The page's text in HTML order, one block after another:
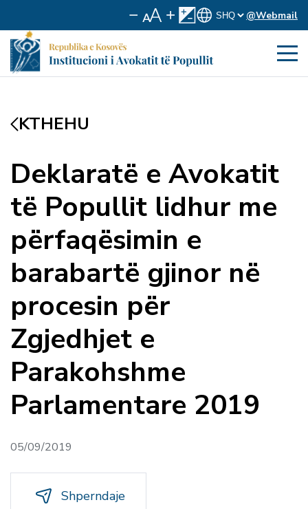
@Webmail
KTHEHU
Deklaratë e Avokatit
të Popullit lidhur me
përfaqësimin e
barabartë gjinor në
procesin për
Zgjedhjet e
Parakohshme
Parlamentare 2019
05/09/2019
Shperndaje